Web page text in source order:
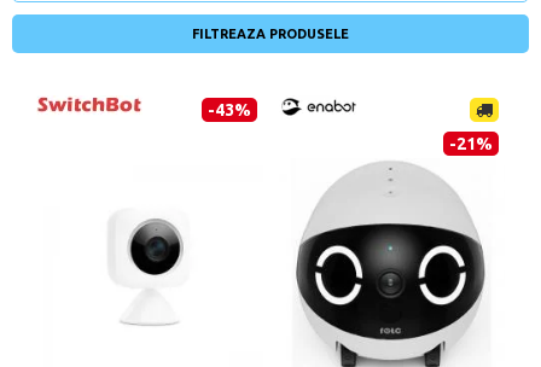
FILTREAZA PRODUSELE
-43%
-21%